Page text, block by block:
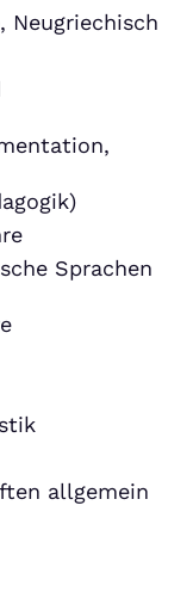
Neugriechisch
Sprachen
allgemein